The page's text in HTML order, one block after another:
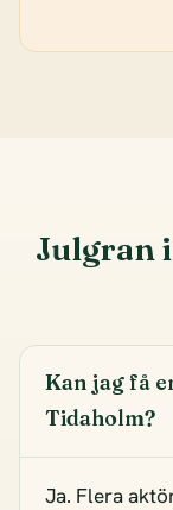
Julgran
Kan jag få
Tidaholm?
Ja. Flera